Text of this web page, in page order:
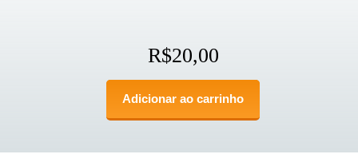
R$20,00
Adicionar ao carrinho